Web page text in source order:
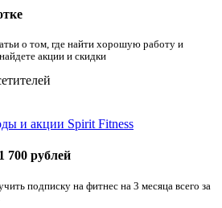
о том, где найти хорошую работу и
акции и скидки
700 рублей
подписку на фитнес на 3 месяца всего за